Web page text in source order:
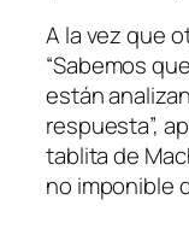
A la vez que
“Sabemos
están
respuesta”,
tablita de
no imponible